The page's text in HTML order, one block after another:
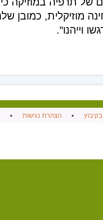
מוזיקלית, כמובן
וייהנו".
•הצהרת נגישות •